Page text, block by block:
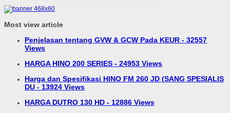
Most view article
Penjelasan tentang GVW & GCW Pada KEUR - 32557
Views
HARGA HINO 200 SERIES - 24953 Views
Harga dan Spesifikasi HINO FM 260 JD (SANG SPESIALIS
DU - 13924 Views
HARGA DUTRO 130 HD - 12886 Views